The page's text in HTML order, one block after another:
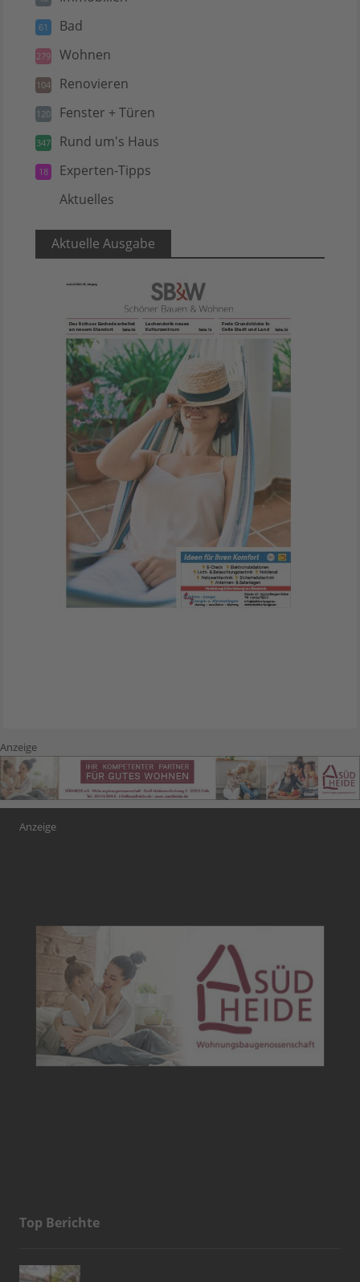
61 Bad
279 Wohnen
104 Renovieren
120 Fenster + Türen
347 Rund um's Haus
18 Experten-Tipps
Aktuelles
Aktuelle Ausgabe
Anzeige
Anzeige
Top Berichte